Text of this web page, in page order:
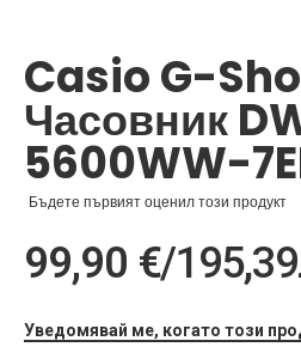
на
галерия
със
снимки
Casio G-
Часовник
5600WW-
Бъдете първият оценил този продукт
99,90 €/
Уведомявай ме, когато този